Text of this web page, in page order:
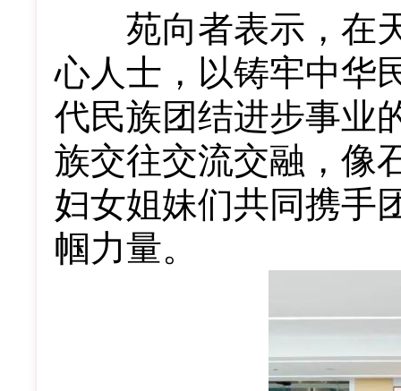
苑向者表示，在天
心人士，以铸牢中华
代民族团结进步事业
族交往交流交融，像
妇女姐妹们共同携手
帼力量。